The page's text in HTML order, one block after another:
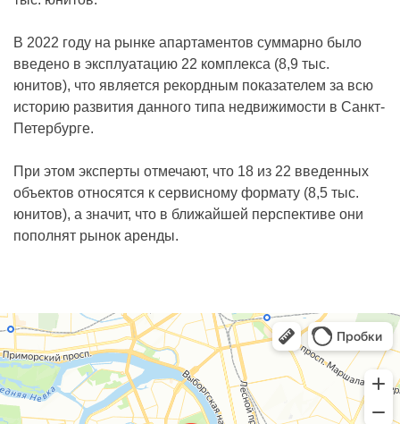
В 2022 году на рынке апартаментов суммарно было
введено в эксплуатацию 22 комплекса (8,9 тыс.
юнитов), что является рекордным показателем за всю
историю развития данного типа недвижимости в Санкт-
Петербурге.
При этом эксперты отмечают, что 18 из 22 введенных
объектов относятся к сервисному формату (8,5 тыс.
юнитов), а значит, что в ближайшей перспективе они
пополнят рынок аренды.